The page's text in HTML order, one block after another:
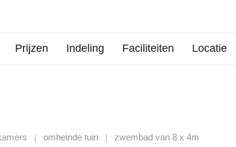
Prijzen Indeling Faciliteiten Locatie
omheinde tuin zwembad van 8 x 4m